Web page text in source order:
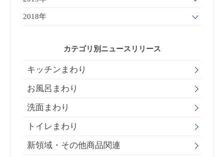
2018年
カテゴリ別ニュースリリース
キッチンまわり
お風呂まわり
洗面まわり
トイレまわり
新領域・その他商品関連